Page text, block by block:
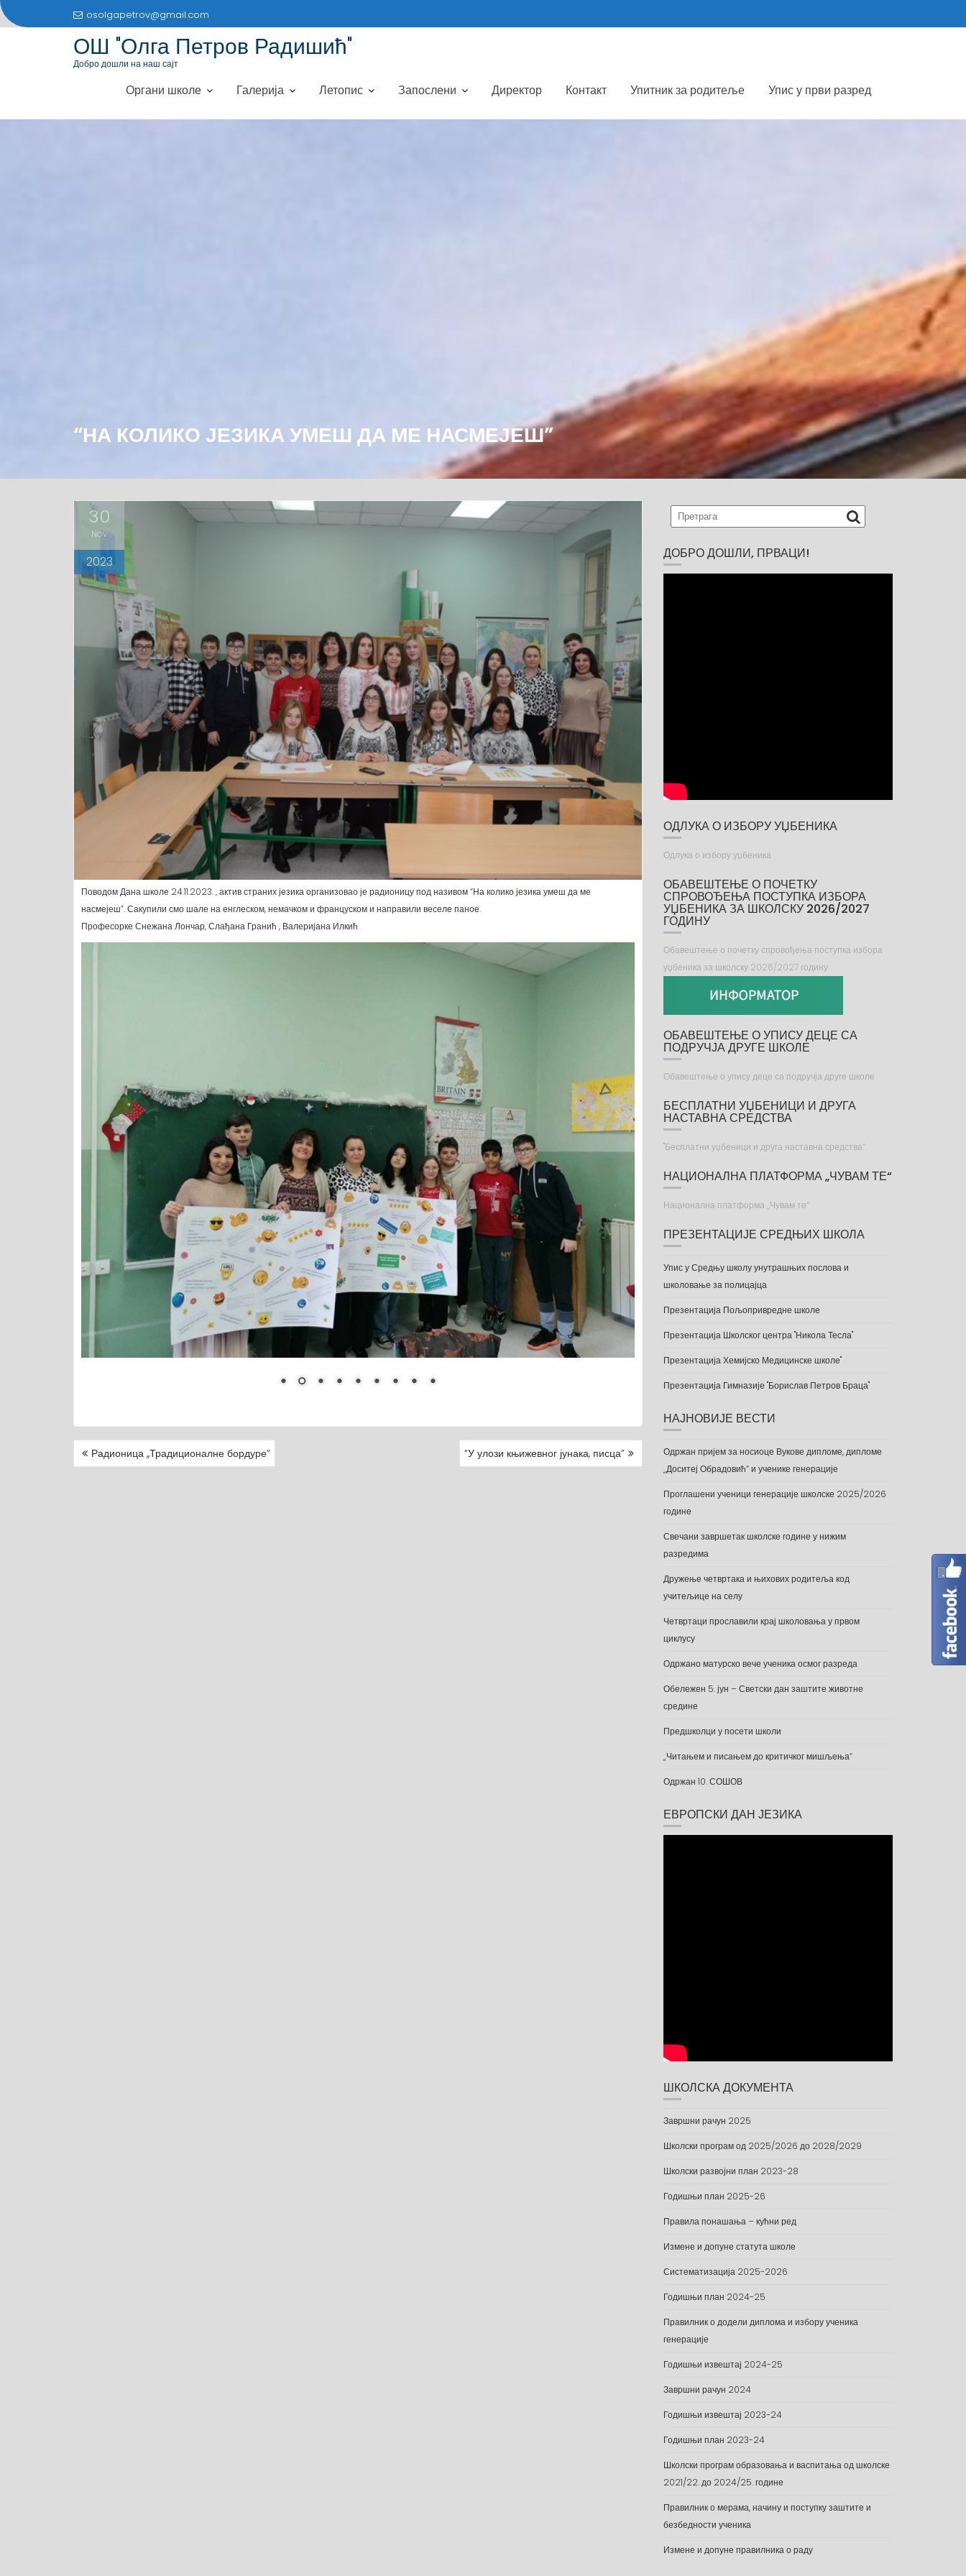
S
k
osolgapetrov@gmail.com
ОШ "Олга Петров Радишић"
Добро дошли на наш сајт
Органи школе Галерија Летопис Запослени Директор Контакт Упитник за родитеље Упис у први разред
“НА КОЛИКО ЈЕЗИКА УМЕШ ДА МЕ НАСМЕЈЕШ”
30
Nov
2023
Поводом Дана школе 24.11.2023. , актив страних језика организовао је радионицу под називом “На колико језика умеш да ме
насмејеш”. Сакупили смо шале на енглеском, немачком и француском и направили веселе паное.
Професорке Снежана Лончар, Слађана Гранић , Валеријана Илкић
P Радионица ,,Традиционалне бордуре” “У улози књижевног јунака, писца”
ДОБРО ДОШЛИ, ПРВАЦИ!
ОДЛУКА О ИЗБОРУ УЏБЕНИКА
Одлука о избору уџбеника
ОБАВЕШТЕЊЕ О ПОЧЕТКУ
СПРОВОЂЕЊА ПОСТУПКА ИЗБОРА
УЏБЕНИКА ЗА ШКОЛСКУ 2026/2027
ГОДИНУ
Обавештење о почетку спровођења поступка избора
уџбеника за школску 2026/2027 годину
ОБАВЕШТЕЊЕ О УПИСУ ДЕЦЕ СА
ПОДРУЧЈА ДРУГЕ ШКОЛЕ
Обавештење о упису деце са подручја друге школе
БЕСПЛАТНИ УЏБЕНИЦИ И ДРУГА
НАСТАВНА СРЕДСТВА
"Бесплатни уџбеници и друга наставна средства“
НАЦИОНАЛНА ПЛАТФОРМА „ЧУВАМ ТЕ“
Национална платформа „Чувам те“
ПРЕЗЕНТАЦИЈЕ СРЕДЊИХ ШКОЛА
Упис у Средњу школу унутрашњих послова и
школовање за полицајца
Презентација Пољопривредне школе
Презентација Школског центра "Никола Тесла"
Презентација Хемијско Медицинске школе"
Презентација Гимназије "Борислав Петров Браца"
НАЈНОВИЈЕ ВЕСТИ
Одржан пријем за носиоце Вукове дипломе, дипломе
„Доситеј Обрадовић“ и ученике генерације
Проглашени ученици генерације школске 2025/2026
године
Свечани завршетак школске године у нижим
разредима
Дружење четвртака и њихових родитеља код
учитељице на селу
Четвртаци прославили крај школовања у првом
циклусу
Одржано матурско вече ученика осмог разреда
Обележен 5. јун – Светски дан заштите животне
средине
Предшколци у посети школи
„Читањем и писањем до критичког мишљења“
Одржан 10. СОШОВ
ЕВРОПСКИ ДАН ЈЕЗИКА
ШКОЛСКА ДОКУМЕНТА
Завршни рачун 2025
Школски програм од 2025/2026 до 2028/2029
Школски развојни план 2023-28
Годишњи план 2025-26
Правила понашања – кућни ред
Измене и допуне статута школе
Систематизација 2025-2026
Годишњи план 2024-25
Правилник о додели диплома и избору ученика
генерације
Годишњи извештај 2024-25
Завршни рачун 2024
Годишњи извештај 2023-24
Годишњи план 2023-24
Школски програм образовања и васпитања од школске
2021/22. до 2024/25. године
Правилник о мерама, начину и поступку заштите и
безбедности ученика
Измене и допуне правилника о раду